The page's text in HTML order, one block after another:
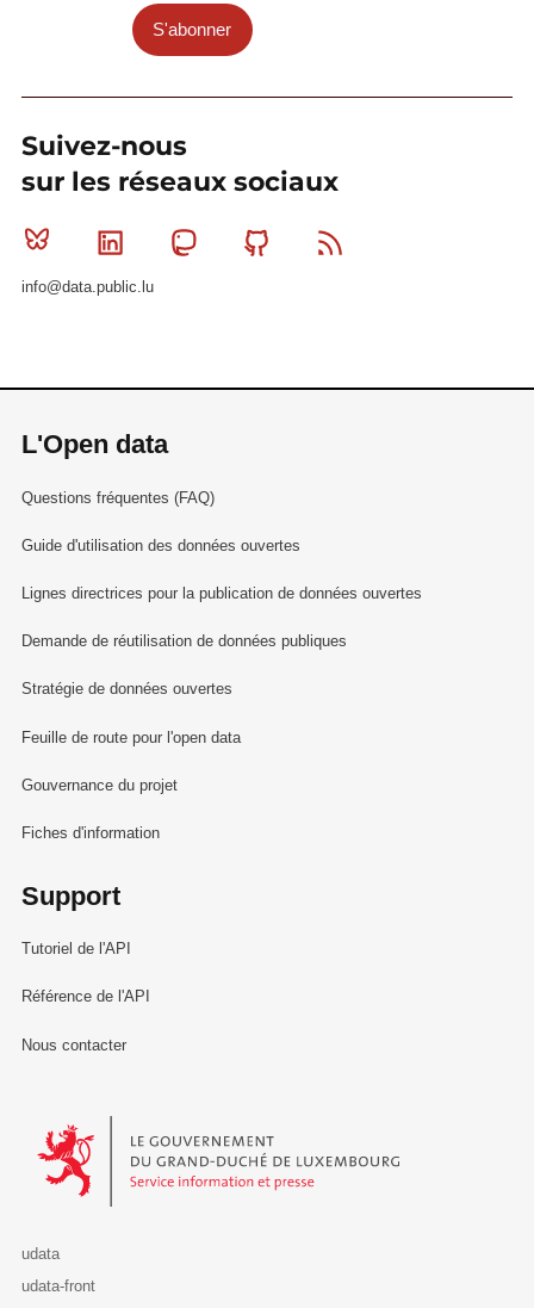
S'abonner
Suivez-nous
sur les réseaux sociaux
Bluesky Linkedin MastodonGithub
info@data.public.lu
L'Open data
Questions fréquentes (FAQ)
Guide d'utilisation des données ouvertes
Lignes directrices pour la publication de données ouvertes
Demande de réutilisation de données publiques
Stratégie de données ouvertes
Feuille de route pour l'open data
Gouvernance du projet
Fiches d'information
Support
Tutoriel de l'API
Référence de l'API
Nous contacter
Le Gouvernement du Grand-Duché de Luxembourg - Service
udata
udata-front